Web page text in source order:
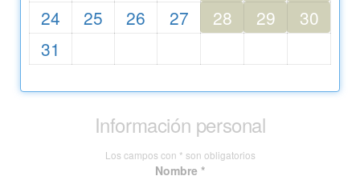
24
25 26 27 28 29
30
31
Información personal
Los campos con * son obligatorios
Nombre *